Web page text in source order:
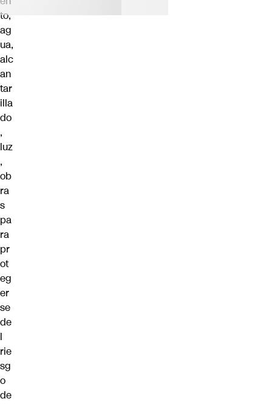
to,
ag
ua,
alc
an
tar
illa
do
,
luz
,
ob
ra
s
pa
ra
pr
ot
eg
er
se
de
l
rie
sg
o
de